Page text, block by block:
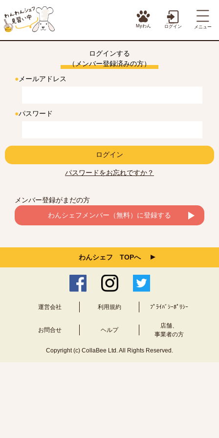
Myわん ログイン メニュー
ログインする
（メンバー登録済みの方）
● メールアドレス
●パスワード
ログイン
パスワードをお忘れですか？
メンバー登録がまだの方
わんシェフメンバー（無料）に登録する
わんシェフ TOPへ
運営会社 利用規約 ﾌﾟﾗｲﾊﾞｼｰﾎﾟﾘｼｰ
お問合せ ヘルプ
店舗、
事業者の方
Copyright (c) CollaBee Ltd. All Rights Reserved.